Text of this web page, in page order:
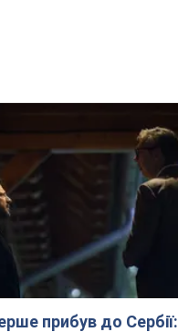
прибув до Сербії: